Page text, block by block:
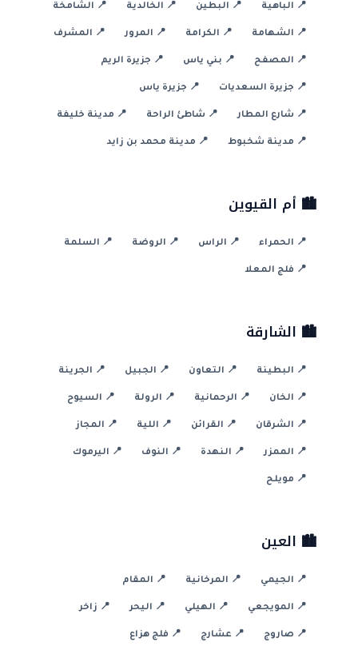
📍 الباهية 📍 البطين 📍 الخالدية 📍 الشامخة
📍 الشهامة 📍 الكرامة 📍 المرور 📍 المشرف
📍 المصفح 📍 بني ياس 📍 جزيرة الريم
📍 جزيرة السعديات 📍 جزيرة ياس
📍 شارع المطار 📍 شاطئ الراحة 📍 مدينة خليفة
📍 مدينة شخبوط 📍 مدينة محمد بن زايد
🏙️ أم القيوين
📍 الحمراء 📍 الراس 📍 الروضة 📍 السلمة
📍 فلج المعلا
🏙️ الشارقة
📍 البطينة 📍 التعاون 📍 الجبيل 📍 الجرينة
📍 الخان 📍 الرحمانية 📍 الرولة 📍 السيوح
📍 الشرقان 📍 القرائن 📍 اللية 📍 المجاز
📍 الممزر 📍 النهدة 📍 النوف 📍 اليرموك
📍 مويلح
🏙️ العين
📍 الجيمي 📍 المرخانية 📍 المقام
📍 المويجعي 📍 الهيلي 📍 اليحر 📍 زاخر
📍 صاروج 📍 عشارج 📍 فلج هزاع